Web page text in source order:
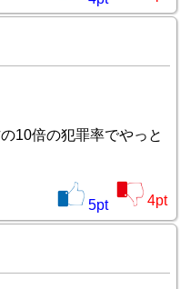
10倍の犯罪率でやっと
5pt 4pt